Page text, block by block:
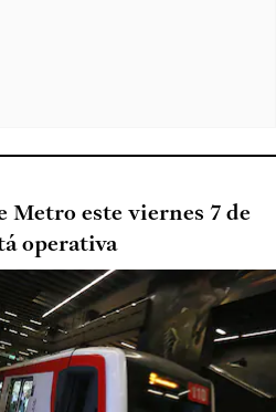
Metro este viernes 7 de
operativa